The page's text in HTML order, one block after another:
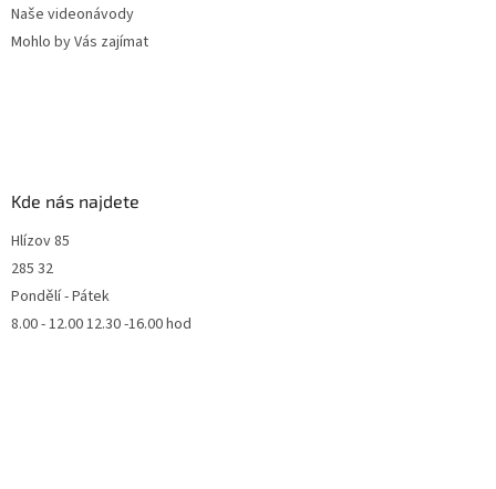
Naše videonávody
Mohlo by Vás zajímat
Kde nás najdete
Hlízov 85
285 32
Pondělí - Pátek
8.00 - 12.00 12.30 -16.00 hod